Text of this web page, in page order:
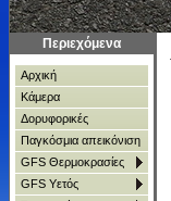
Περιεχόμενα
Αρχική
Κάμερα
Δορυφορικές
Παγκόσμια απεικόνιση
GFS Θερμοκρασίες
GFS Υετός